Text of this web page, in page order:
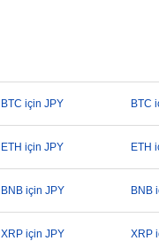
BTC için JPY BTC
ETH için JPY ETH
BNB için JPY BNB
XRP için JPY XRP